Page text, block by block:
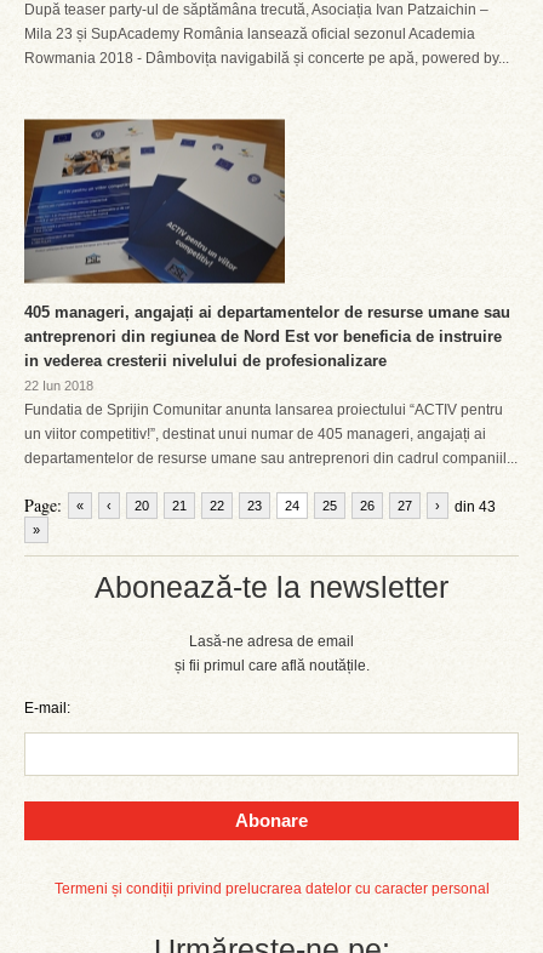
Abonează-te la newsletter
Lasă-ne adresa de email
și fii primul care află noutățile.
E-mail:
Abonare
Termeni și condiții privind prelucrarea datelor cu caracter personal
După teaser party-ul de săptămâna trecută, Asociația Ivan Patzaichin –
Mila 23 și SupAcademy România lansează oficial sezonul Academia
Rowmania 2018 - Dâmbovița navigabilă și concerte pe apă, powered by...
405 manageri, angajați ai departamentelor de resurse umane sau
antreprenori din regiunea de Nord Est vor beneficia de instruire
in vederea cresterii nivelului de profesionalizare
22 Iun 2018
Fundatia de Sprijin Comunitar anunta lansarea proiectului “ACTIV pentru
un viitor competitiv!”, destinat unui numar de 405 manageri, angajați ai
departamentelor de resurse umane sau antreprenori din cadrul companiil...
Page: « ‹ 20 21 22 23 24 25 26 27 din 43
›
»